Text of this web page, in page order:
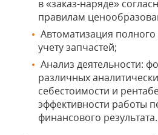
в «заказ-наряде»
правилам
Автоматизация
учету запчастей;
Анализ деятельности:
различных
себестоимости и
эффективности работы
финансового результата.